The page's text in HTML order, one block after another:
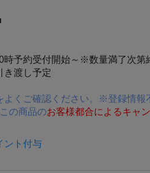
時予約受付開始～※数量満了次第
き渡し予定
よくご確認ください。※登録情報
の商品のお客様都合によるキャ
ント付与